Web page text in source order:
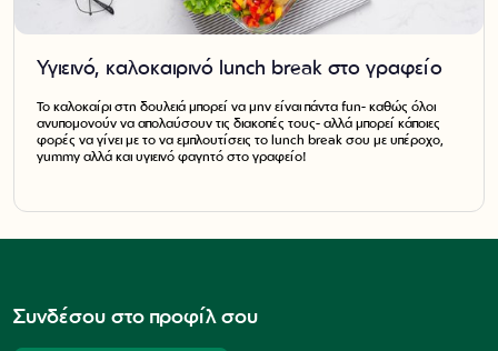
Υγιεινό, καλοκαιρινό lunch break στο γραφείο
Το καλοκαίρι στη δουλειά μπορεί να μην είναι πάντα fun- καθώς όλοι
ανυπομονούν να απολαύσουν τις διακοπές τους- αλλά μπορεί κάποιες
φορές να γίνει με το να εμπλουτίσεις το lunch break σου με υπέροχο,
yummy αλλά και υγιεινό φαγητό στο γραφείο!
Συνδέσου στο προφίλ σου